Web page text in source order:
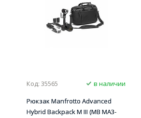
Код: 35565
в наличии
Рюкзак Manfrotto Advanced
Hybrid Backpack M III (MB MA3-